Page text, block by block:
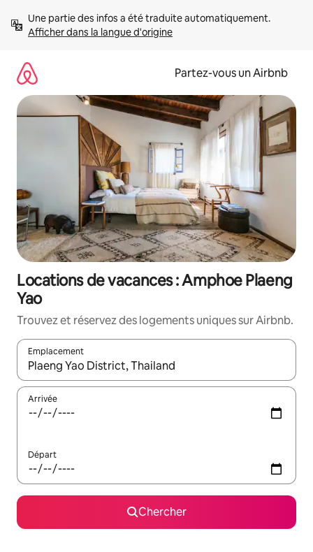
directement
Afficher dans la langue d'origine
Partez-vous un Airbnb
Locations de vacances : Amphoe Plaeng
Yao
Trouvez et réservez des logements uniques sur Airbnb.
Emplacement
Quand les résultats sont affichés, parcourez-les en utilisant
Arrivée
Départ
Chercher